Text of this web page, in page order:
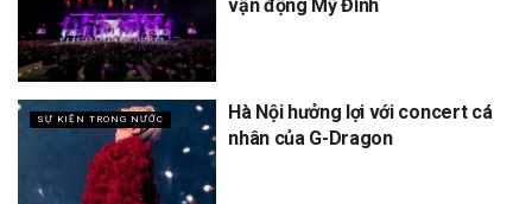
vận động Mỹ Đình
SỰ KIỆN TRONG NƯỚC
Hà Nội hưởng lợi với concert cá
nhân của G-Dragon